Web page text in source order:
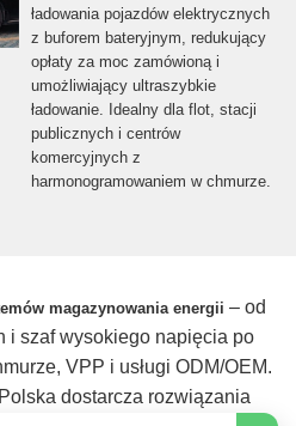
ładowania pojazdów elektrycznych
z buforem bateryjnym, redukujący
opłaty za moc zamówioną i
umożliwiający ultraszybkie
ładowanie. Idealny dla flot, stacji
publicznych i centrów
komercyjnych z
harmonogramowaniem w chmurze.
magazynowania energii – od
i szaf wysokiego napięcia po
VPP i usługi ODM/OEM.
dostarcza rozwiązania